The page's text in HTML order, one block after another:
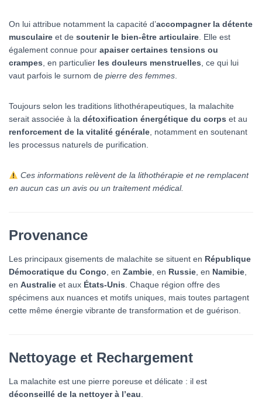
On lui attribue notamment la capacité d’accompagner la détente
musculaire et de soutenir le bien-être articulaire . Elle est
également connue pour apaiser certaines tensions ou
crampes , en particulier les douleurs menstruelles , ce qui lui
vaut parfois le surnom de pierre des femmes
Toujours selon les traditions lithothérapeutiques, la malachite
serait associée à la détoxification énergétique du corps et au
renforcement de la vitalité générale , notamment en soutenant
les processus naturels de purification.
Ces informations relèvent de la lithothérapie et ne remplacent
en aucun cas un avis ou un traitement médical.
Provenance
Les principaux gisements de malachite se situent en République
Démocratique du Congo , en Zambie , en Russie , en Namibie
en Australie et aux États-Unis . Chaque région offre des
spécimens aux nuances et motifs uniques, mais toutes partagent
cette même énergie vibrante de transformation et de guérison.
Nettoyage et Rechargement
La malachite est une pierre poreuse et délicate : il est
déconseillé de la nettoyer à l’eau